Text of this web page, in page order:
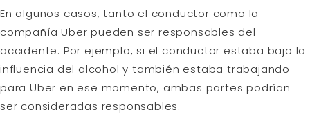
En algunos casos, tanto el conductor como la
compañía Uber pueden ser responsables del
accidente. Por ejemplo, si el conductor estaba bajo la
influencia del alcohol y también estaba trabajando
para Uber en ese momento, ambas partes podrían
ser consideradas responsables.